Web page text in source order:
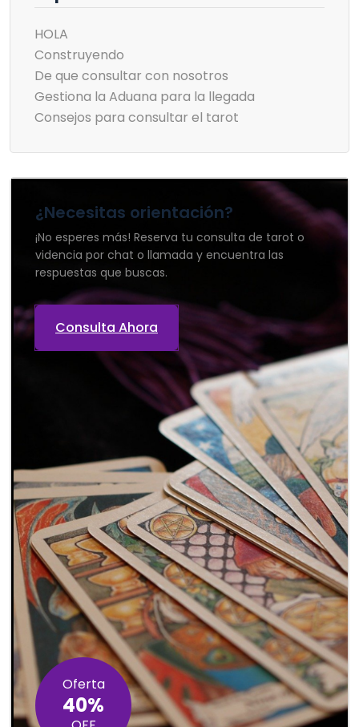
HOLA
Construyendo
De que consultar con nosotros
Gestiona la Aduana para la llegada
Consejos para consultar el tarot
¿Necesitas orientación?
¡No esperes más! Reserva tu consulta de tarot o
videncia por chat o llamada y encuentra las
respuestas que buscas.
Consulta Ahora
Oferta
40%